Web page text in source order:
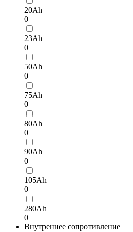
20Ah
0
23Ah
0
50Ah
0
75Ah
0
80Ah
0
90Ah
0
105Ah
0
280Ah
0
Внутреннее сопротивление